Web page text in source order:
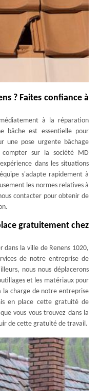
? Faites confiance à
à la réparation
bâche est essentielle pour
une pose urgente bâchage
sur la société MD
dans les situations
s'adapte rapidement à
les normes relatives à
contacter pour obtenir de
gratuitement chez
dans la ville de Renens 1020,
de notre entreprise de
nous nous déplacerons
et les matériaux pour
la charge de notre entreprise
en place cette gratuité de
vous vous trouvez dans la
de cette gratuité de travail.